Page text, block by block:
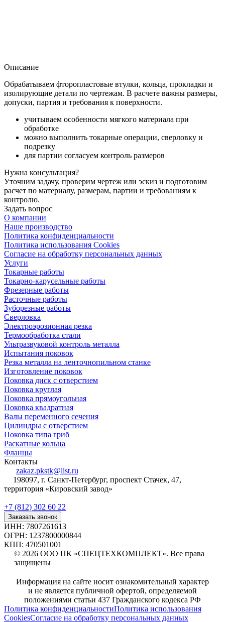
Описание
Обрабатываем фторопластовые втулки, кольца, прокладки и
изолирующие детали по чертежам. В расчете важны размеры,
допуски, партия и требования к поверхности.
учитываем особенности мягкого материала при
обработке
можно выполнить токарные операции, сверловку и
подрезку
для партии согласуем контроль размеров
Нужна консультация?
Уточним задачу, проверим чертеж или эскиз и подготовим
расчет по материалу, размерам, партии и требованиям к
контролю.
Задать вопрос
О компании
Наше производство
Политика конфиденциальности
Политика использования Cookies
Согласие на обработку персональных данных
Услуги
Токарные работы
Токарно-карусельные работы
Фрезерные работы
Расточные работы
Зуборезные работы
Сверловка
Электроэрозионная резка
Термообработка стали
Ультразвуковой контроль металла
Испытания поковок
Резка металла на ленточнопильном станке
Изготовление поковок
Поковка диск с отверстием
Поковка круглая
Поковка прямоугольная
Поковка квадратная
Валы переменного сечения
Цилиндры с отверстием
Поковка типа гриб
Раскатные кольца
Фланцы
Контакты
zakaz.pkstk@list.ru
198097, г. Санкт-Петербург, проспект Стачек, 47,
территория «Кировский завод»
+7 (812) 302 60 22
Заказать звонок
ИНН: 7807261613
ОГРН: 1237800000844
КПП: 470501001
© 2026 ООО ПК «СПЕЦТЕХКОМПЛЕКТ». Все права
защищены
Информация на сайте носит ознакомительный характер
и не является публичной офертой, определяемой
положениями статьи 437 Гражданского кодекса РФ
Политика конфиденциальностиПолитика использования
CookiesСогласие на обработку персональных данных